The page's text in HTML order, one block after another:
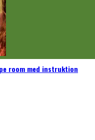
room med instruktion